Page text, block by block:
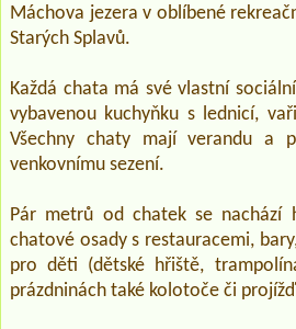
Máchova jezera v oblíbené
Starých Splavů.
Každá chata má své vlastní
vybavenou kuchyňku s lednicí,
Všechny chaty mají verandu a
venkovnímu sezení.
Pár metrů od chatek se nachází
chatové osady s restauracemi,
pro děti (dětské hřiště,
prázdninách také kolotoče či